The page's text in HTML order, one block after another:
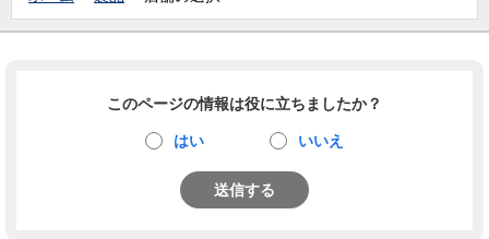
このページの情報は役に立ちましたか？
はい いいえ
送信する